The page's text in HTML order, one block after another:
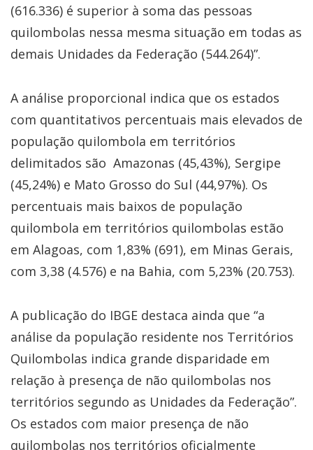
(616.336) é superior à soma das pessoas
quilombolas nessa mesma situação em todas as
demais Unidades da Federação (544.264)”.
A análise proporcional indica que os estados
com quantitativos percentuais mais elevados de
população quilombola em territórios
delimitados são Amazonas (45,43%), Sergipe
(45,24%) e Mato Grosso do Sul (44,97%). Os
percentuais mais baixos de população
quilombola em territórios quilombolas estão
em Alagoas, com 1,83% (691), em Minas Gerais,
com 3,38 (4.576) e na Bahia, com 5,23% (20.753).
A publicação do IBGE destaca ainda que “a
análise da população residente nos Territórios
Quilombolas indica grande disparidade em
relação à presença de não quilombolas nos
territórios segundo as Unidades da Federação”.
Os estados com maior presença de não
quilombolas nos territórios oficialmente